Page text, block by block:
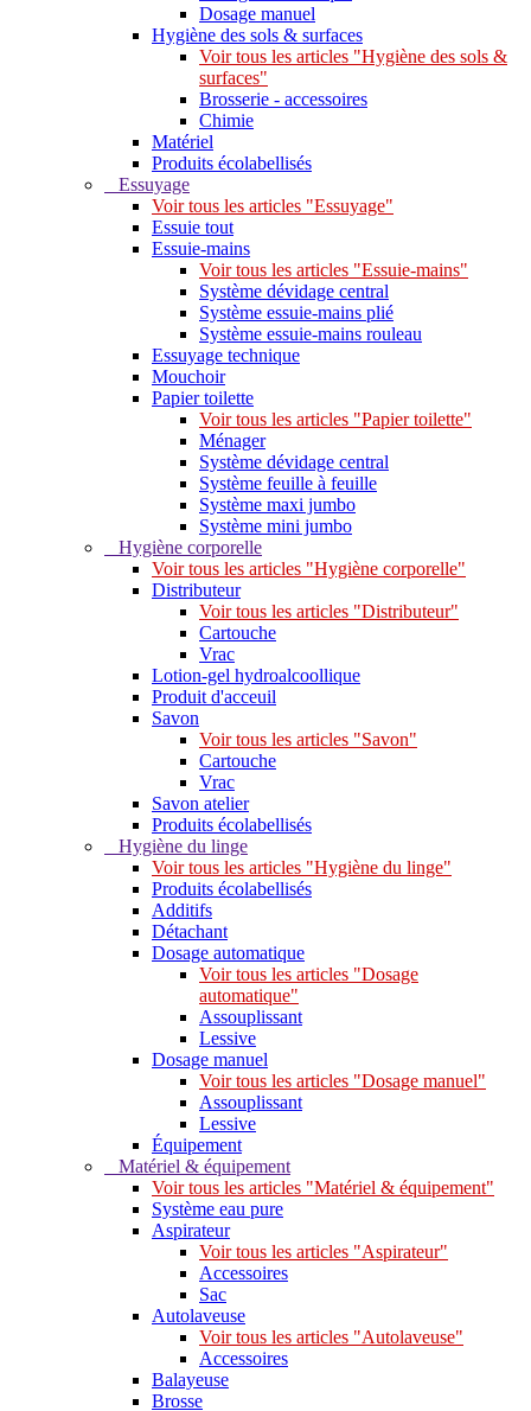
Dosage manuel
Hygiène des sols & surfaces
Voir tous les articles "Hygiène des sols &
surfaces"
Brosserie - accessoires
Chimie
Matériel
Produits écolabellisés
Essuyage
Voir tous les articles "Essuyage"
Essuie tout
Essuie-mains
Voir tous les articles "Essuie-mains"
Système dévidage central
Système essuie-mains plié
Système essuie-mains rouleau
Essuyage technique
Mouchoir
Papier toilette
Voir tous les articles "Papier toilette"
Ménager
Système dévidage central
Système feuille à feuille
Système maxi jumbo
Système mini jumbo
Hygiène corporelle
Voir tous les articles "Hygiène corporelle"
Distributeur
Voir tous les articles "Distributeur"
Cartouche
Vrac
Lotion-gel hydroalcoollique
Produit d'acceuil
Savon
Voir tous les articles "Savon"
Cartouche
Vrac
Savon atelier
Produits écolabellisés
Hygiène du linge
Voir tous les articles "Hygiène du linge"
Produits écolabellisés
Additifs
Détachant
Dosage automatique
Voir tous les articles "Dosage
automatique"
Assouplissant
Lessive
Dosage manuel
Voir tous les articles "Dosage manuel"
Assouplissant
Lessive
Équipement
Matériel & équipement
Voir tous les articles "Matériel & équipement"
Système eau pure
Aspirateur
Voir tous les articles "Aspirateur"
Accessoires
Sac
Autolaveuse
Voir tous les articles "Autolaveuse"
Accessoires
Balayeuse
Brosse